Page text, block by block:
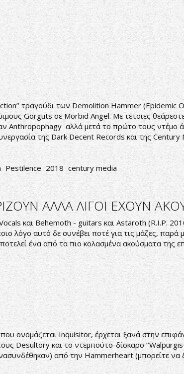
τραγούδι των Demolition Hammer (Epidemic
Gorguts σε Morbid Angel. Με τέτοιες
Anthropophagy αλλά μετά το πρώτο τους
της Dark Decent Records και της Century
Pestilence 2018 century media
ΑΛΛΑ ΛΙΓΟΙ ΕΧΟΥΝ
και Behemoth - guitars και Astaroth (R.I.P.
λόγο αυτό δε συνέβει ποτέ για τις μάζες,
ένα από τα πιο κολασμένα ακούσματα της
ονομάζεται Inquisitor, έρχεται ξανά στην
Desultory και το ντεμπούτο-δίσκαρο
από την Hammerheart (μπορείτε να